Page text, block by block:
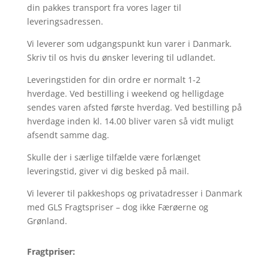
din pakkes transport fra vores lager til
leveringsadressen.
Vi leverer som udgangspunkt kun varer i Danmark.
Skriv til os hvis du ønsker levering til udlandet.
Leveringstiden for din ordre er normalt 1-2
hverdage. Ved bestilling i weekend og helligdage
sendes varen afsted første hverdag. Ved bestilling på
hverdage inden kl. 14.00 bliver varen så vidt muligt
afsendt samme dag.
Skulle der i særlige tilfælde være forlænget
leveringstid, giver vi dig besked på mail.
Vi leverer til pakkeshops og privatadresser i Danmark
med GLS Fragtspriser – dog ikke Færøerne og
Grønland.
Fragtpriser: